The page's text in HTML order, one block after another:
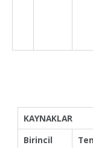
KAYNAKLAR
Birincil